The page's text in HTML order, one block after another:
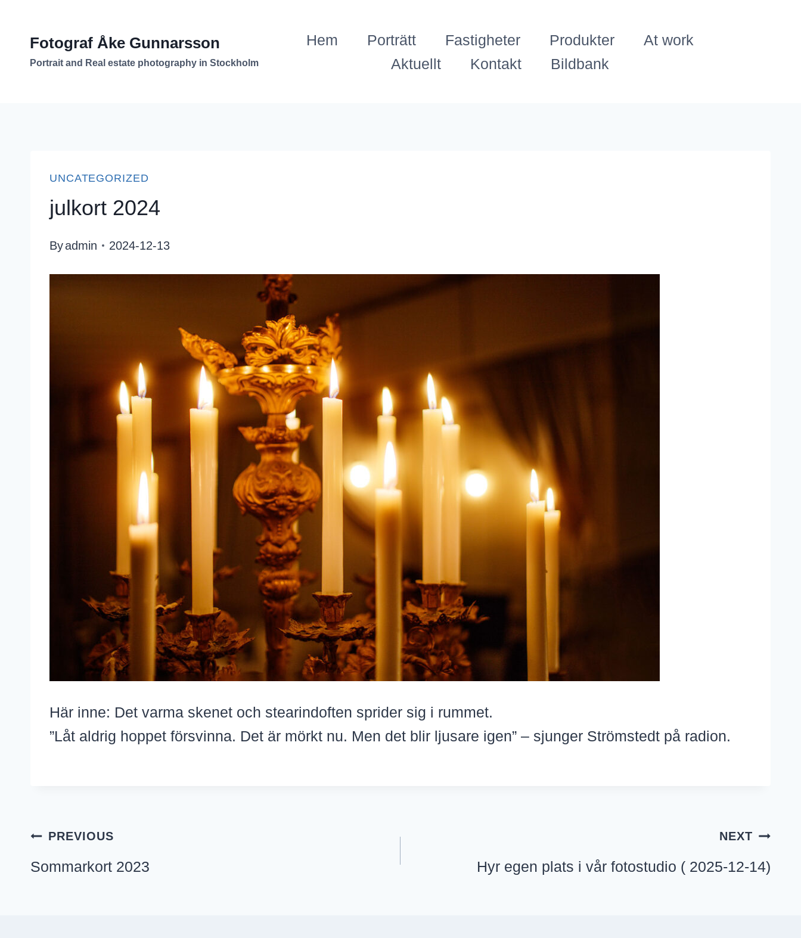
content
Fotograf Åke Gunnarsson
Portrait and Real estate photography in Stockholm
Hem Porträtt Fastigheter Produkter
At work
Aktuellt
Kontakt Bildbank
UNCATEGORIZED
julkort 2024
Byadmin 2024-12-13
Här inne: Det varma skenet och stearindoften sprider sig i rummet.
”Låt aldrig hoppet försvinna. Det är mörkt nu. Men det blir ljusare igen” – sjunger Strömstedt på radion.
Inläggsnavigering
PREVIOUS
Sommarkort 2023
NEXT
Hyr egen plats i vår fotostudio ( 2025-12-14)